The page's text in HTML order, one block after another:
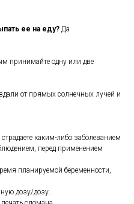
ее на еду? Да
принимайте одну или две
от прямых солнечных лучей и
каким-либо заболеванием
перед применением
планируемой беременности,
дозу/дозу.